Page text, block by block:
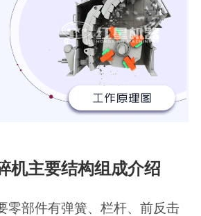
机主要结构组成介绍
零部件有弹簧、栏杆、前反击